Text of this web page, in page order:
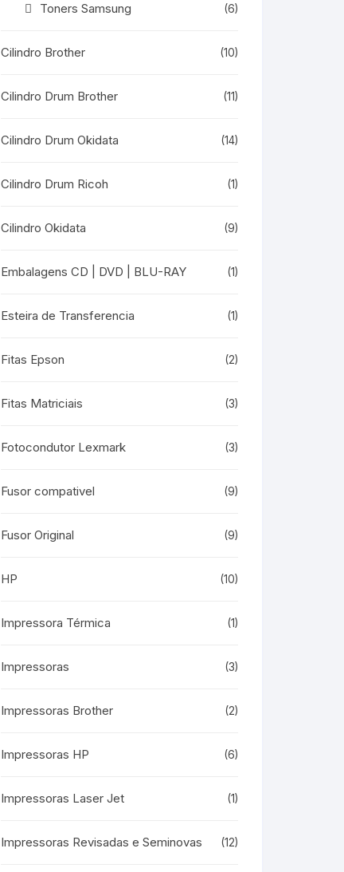
Toners Samsung (6)
Cilindro Brother (10)
Cilindro Drum Brother (11)
Cilindro Drum Okidata (14)
Cilindro Drum Ricoh (1)
Cilindro Okidata (9)
Embalagens CD | DVD | BLU-RAY (1)
Esteira de Transferencia (1)
Fitas Epson (2)
Fitas Matriciais (3)
Fotocondutor Lexmark (3)
Fusor compativel (9)
Fusor Original (9)
HP (10)
Impressora Térmica (1)
Impressoras (3)
Impressoras Brother (2)
Impressoras HP (6)
Impressoras Laser Jet (1)
Impressoras Revisadas e Seminovas (12)